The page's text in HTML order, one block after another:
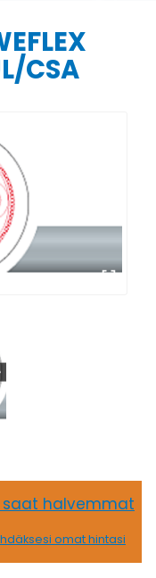
CSA
saat halvemmat
omat hintasi